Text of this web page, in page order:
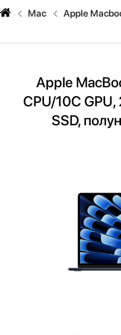
Mac Apple
Apple
CPU/10C
SSD,